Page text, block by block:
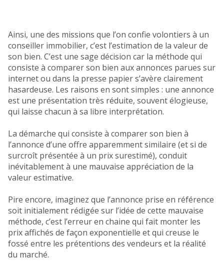
Ainsi, une des missions que l’on confie volontiers à un
conseiller immobilier, c’est l’estimation de la valeur de
son bien. C’est une sage décision car la méthode qui
consiste à comparer son bien aux annonces parues sur
internet ou dans la presse papier s’avère clairement
hasardeuse. Les raisons en sont simples : une annonce
est une présentation très réduite, souvent élogieuse,
qui laisse chacun à sa libre interprétation.
La démarche qui consiste à comparer son bien à
l’annonce d’une offre apparemment similaire (et si de
surcroît présentée à un prix surestimé), conduit
inévitablement à une mauvaise appréciation de la
valeur estimative.
Pire encore, imaginez que l’annonce prise en référence
soit initialement rédigée sur l’idée de cette mauvaise
méthode, c’est l’erreur en chaine qui fait monter les
prix affichés de façon exponentielle et qui creuse le
fossé entre les prétentions des vendeurs et la réalité
du marché.